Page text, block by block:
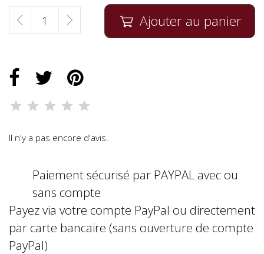
 Ajouter au panier
Il n'y a pas encore d'avis.
Paiement sécurisé par PAYPAL avec ou
sans compte
Payez via votre compte PayPal ou directement
par carte bancaire (sans ouverture de compte
PayPal)